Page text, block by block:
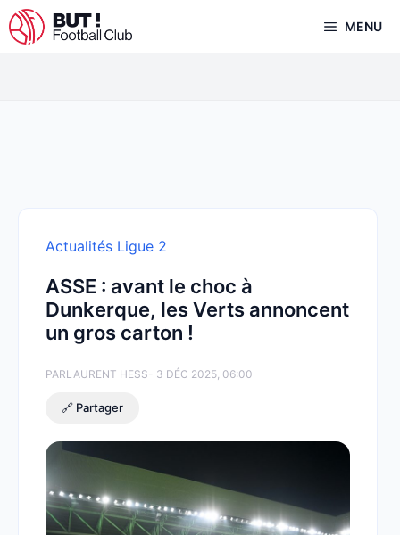
Aller
au
MENU
Actualités Ligue 2
ASSE : avant le choc à
Dunkerque, les Verts annoncent
un gros carton !
PARLAURENT HESS- 3 DÉC 2025, 06:00
🔗 Partager